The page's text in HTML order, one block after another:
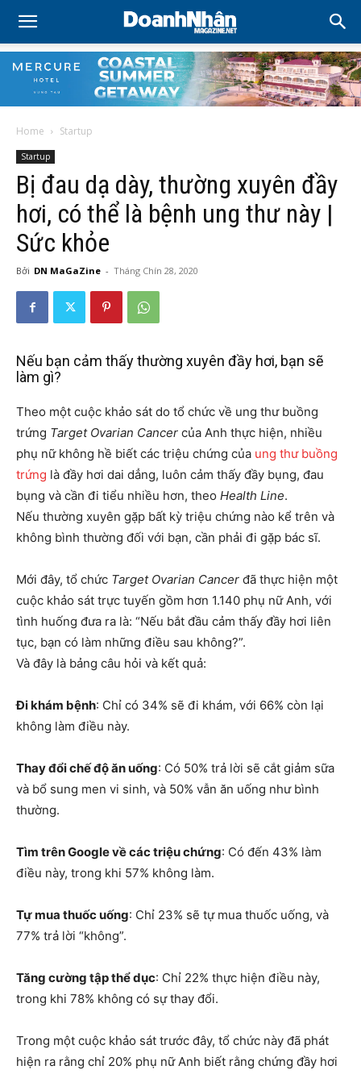
Home Startup
Startup
Bị đau dạ dày, thường xuyên đầy
hơi, có thể là bệnh ung thư này |
Sức khỏe
Bởi DN MaGaZine - Tháng Chín 28, 2020
Nếu bạn cảm thấy thường xuyên đầy hơi, bạn sẽ
làm gì?
Theo một cuộc khảo sát do tổ chức về ung thư buồng
trứng Target Ovarian Cancer của Anh thực hiện, nhiều
phụ nữ không hề biết các triệu chứng của ung thư buồng
trứng là đầy hơi dai dẳng, luôn cảm thấy đầy bụng, đau
bụng và cần đi tiểu nhiều hơn, theo Health Line.
Nếu thường xuyên gặp bất kỳ triệu chứng nào kể trên và
không bình thường đối với bạn, cần phải đi gặp bác sĩ.
Mới đây, tổ chức Target Ovarian Cancer đã thực hiện một
cuộc khảo sát trực tuyến gồm hơn 1.140 phụ nữ Anh, với
tình huống đưa ra là: “Nếu bắt đầu cảm thấy đầy hơi liên
tục, bạn có làm những điều sau không?”.
Và đây là bảng câu hỏi và kết quả:
Đi khám bệnh: Chỉ có 34% sẽ đi khám, với 66% còn lại
không làm điều này.
Thay đổi chế độ ăn uống: Có 50% trả lời sẽ cắt giảm sữa
và bổ sung men vi sinh, và 50% vẫn ăn uống như bình
thường.
Tìm trên Google về các triệu chứng: Có đến 43% làm
điều này, trong khi 57% không làm.
Tự mua thuốc uống: Chỉ 23% sẽ tự mua thuốc uống, và
77% trả lời “không”.
Tăng cường tập thể dục: Chỉ 22% thực hiện điều này,
trong khi 78% không có sự thay đổi.
Trong một cuộc khảo sát trước đây, tổ chức này đã phát
hiện ra rằng chỉ 20% phụ nữ Anh biết rằng chứng đầy hơi